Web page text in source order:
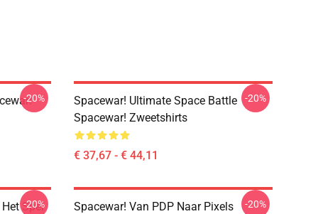
-20%
Spacewar! Ultimate Space Battle
Spacewar! Zweetshirts
€ 37,67 - € 44,11
-20%
Spel
-20%
Spacewar! Van PDP Naar Pixels
-20%